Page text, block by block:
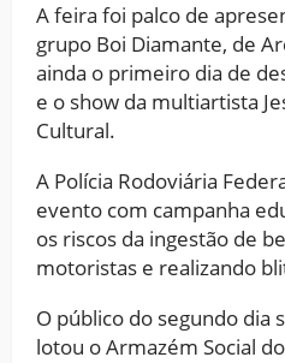
A feira foi palco de
grupo Boi Diamante, de
ainda o primeiro dia de
e o show da multiartista
Cultural.
A Polícia Rodoviária
evento com campanha
os riscos da ingestão de
motoristas e realizando
O público do segundo dia
lotou o Armazém Social